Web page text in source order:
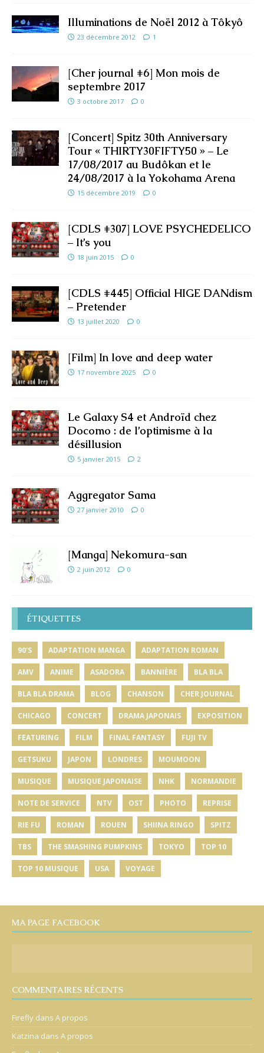
Illuminations de Noël 2012 à Tôkyô
23 décembre 2012 1
[Cher journal #6] Mon mois de
septembre 2017
3 octobre 2017 0
[Concert] Spitz 30th Anniversary
Tour « THIRTY30FIFTY50 » – Le
17/08/2017 au Budôkan et le
24/08/2017 à la Yokohama Arena
15 décembre 2019 0
[CDLS #307] LOVE PSYCHEDELICO
– It’s you
18 juin 2015 0
[CDLS #445] Official HIGE DANdism
– Pretender
13 juillet 2020 0
[Film] In love and deep water
17 novembre 2025 0
Le Galaxy S4 et Androïd chez
Docomo : de l’optimisme à la
désillusion
5 janvier 2015 2
Aggregator Sama
27 janvier 2010 0
[Manga] Nekomura-san
2 juin 2012 0
ÉTIQUETTES
90'S ADAPTATION MANGA ADAPTATION ROMAN
AMV ANIME ASADORA BANNIÈRE BLA BLA
BLA BLA DRAMA BLOG CHANSON CHER JOURNAL
CHICAGO CONCERT DRAMA JAPONAIS EXPOSITION
FEATURING FILM FINAL FANTASY FUJI TV
GETSUKU JAPON LONDRES MOUMOON
MUSIQUE MUSIQUE JAPONAISE NHK NORMANDIE
NOTE DE SERVICE NTV OST PHOTO REPRISE
RIE FU ROMAN ROUEN SHIINA RINGO SPITZ
TBS THE SMASHING PUMPKINS TOKYO TOP 10
TOP 10 MUSIQUE USA VOYAGE
MA PAGE FACEBOOK
COMMENTAIRES RÉCENTS
Firefly dans A propos
Katzina dans A propos